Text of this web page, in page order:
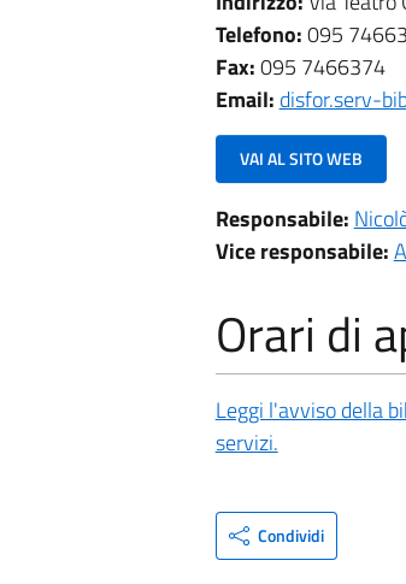
Telefono:095
Fax:095 7466374
Email: disfor.serv-
VAI AL SITO WEB
Responsabile:
Vice responsabile:
Orari di
Leggi l'avviso della
servizi.
Condividi